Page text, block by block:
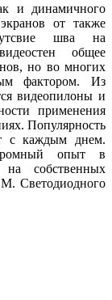
и динамичного
от также
шва на
общее
но во многих
фактором. Из
видеопилоны и
применения
Популярность
с каждым днем.
опыт в
на собственных
Светодиодного